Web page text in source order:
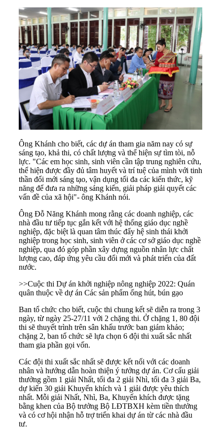
Ông Khánh cho biết, các dự án tham gia năm nay có sự
sáng tạo, khả thi, có chất lượng và thể hiện sự tìm tòi, nỗ
lực. "Các em học sinh, sinh viên cần tập trung nghiên cứu,
thể hiện được đầy đủ tâm huyết và trí tuệ của mình với tinh
thần đổi mới sáng tạo, vận dụng tối đa các kiến thức, kỹ
năng để đưa ra những sáng kiến, giải pháp giải quyết các
vấn đề của xã hội"- ông Khánh nói.
Ông Đỗ Năng Khánh mong rằng các doanh nghiệp, các
nhà đầu tư tiếp tục gắn kết với hệ thống giáo dục nghề
nghiệp, đặc biệt là quan tâm thúc đẩy hệ sinh thái khởi
nghiệp trong học sinh, sinh viên ở các cơ sở giáo dục nghề
nghiệp, qua đó góp phần xây dựng nguồn nhân lực chất
lượng cao, đáp ứng yêu cầu đổi mới và phát triển của đất
nước.
>>Cuộc thi Dự án khởi nghiệp nông nghiệp 2022: Quán
quân thuộc về dự án Các sản phẩm ống hút, bún gạo
Ban tổ chức cho biết, cuộc thi chung kết sẽ diễn ra trong 3
ngày, từ ngày 25-27/11 với 2 chặng thi. Ở chặng 1, 80 đội
thi sẽ thuyết trình trên sân khấu trước ban giám khảo;
chặng 2, ban tổ chức sẽ lựa chọn 6 đội thi xuất sắc nhất
tham gia phần gọi vốn.
Các đội thi xuất sắc nhất sẽ được kết nối với các doanh
nhân và hướng dẫn hoàn thiện ý tưởng dự án. Cơ cấu giải
thưởng gồm 1 giải Nhất, tối đa 2 giải Nhì, tối đa 3 giải Ba,
dự kiến 30 giải Khuyến khích và 1 giải được yêu thích
nhất. Mỗi giải Nhất, Nhì, Ba, Khuyến khích được tặng
bằng khen của Bộ trưởng Bộ LĐTBXH kèm tiền thưởng
và có cơ hội nhận hỗ trợ triển khai dự án từ các nhà đầu
tư.